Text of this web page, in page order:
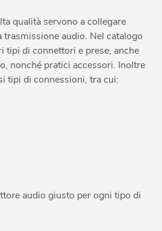
qualità servono a collegare
audio. Nel catalogo
tipi di connettori e prese, anche
nonché pratici accessori. Inoltre
tipi di connessioni, tra cui:
audio giusto per ogni tipo di